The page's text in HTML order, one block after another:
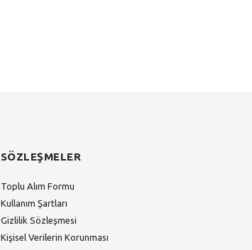
SÖZLEŞMELER
Toplu Alım Formu
Kullanım Şartları
Gizlilik Sözleşmesi
Kişisel Verilerin Korunması